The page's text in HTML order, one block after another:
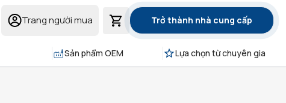
Trang người mua Trở thành nhà cung cấp
Sản phẩm OEM Lựa chọn từ chuyên gia